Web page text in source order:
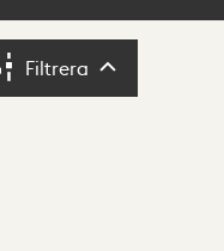
Filtrera Filtrera